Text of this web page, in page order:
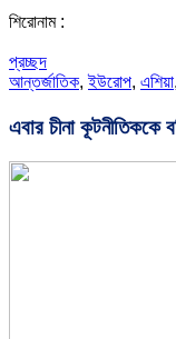
শিরোনাম :
প্রচ্ছদ
আন্তর্জাতিক,ইউরোপ, এশিয়া,
এবার চীনা কূটনীতিককে